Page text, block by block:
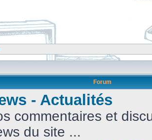
Forum
- Actualités
commentaires et
du site ...